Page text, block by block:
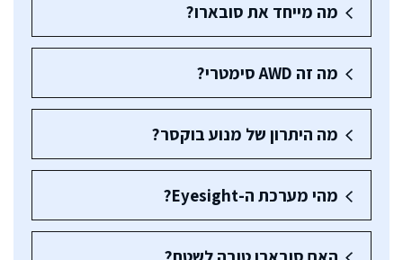
מה מייחד את סובארו?
מה זה AWD סימטרי?
מה היתרון של מנוע בוקסר?
מהי מערכת ה-Eyesight?